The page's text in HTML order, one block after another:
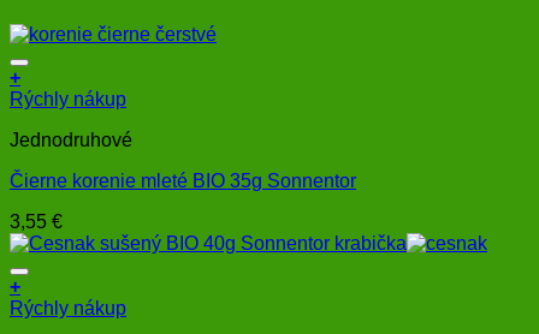
+
Rýchly nákup
Jednodruhové
Čierne korenie mleté BIO 35g Sonnentor
3,55 €
+
Rýchly nákup